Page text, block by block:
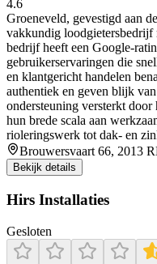
4.6
Groeneveld, gevestigd aan
vakkundig loodgietersbedrijf
bedrijf heeft een Google-
gebruikerservaringen die
en klantgericht handelen
authentiek en geven blijk
ondersteuning versterkt
hun brede scala aan
rioleringswerk tot dak- en
Brouwersvaart 66, 2013
Bekijk details
Hirs Installaties
Gesloten